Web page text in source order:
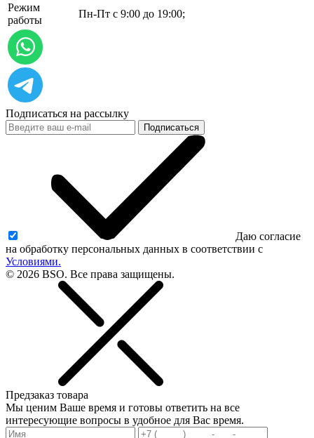
Режим
работы
Пн-Пт с 9:00 до 19:00;
Подписаться на рассылку
Подписаться
Даю согласие
на обработку персональных данных в соответствии с
Условиями.
© 2026 BSO. Все права защищены.
Предзаказ товара
Мы ценим Ваше время и готовы ответить на все
интересующие вопросы в удобное для Вас время.